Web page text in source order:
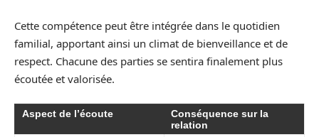
Cette compétence peut être intégrée dans le quotidien
familial, apportant ainsi un climat de bienveillance et de
respect. Chacune des parties se sentira finalement plus
écoutée et valorisée.
Aspect de l’écoute
Conséquence sur la
relation